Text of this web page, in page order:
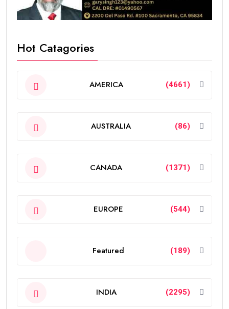
Hot Catagories
AMERICA (4661)
AUSTRALIA (86)
CANADA (1371)
EUROPE (544)
Featured (189)
INDIA (2295)